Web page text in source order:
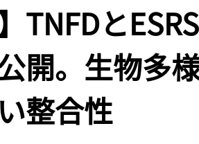
】TNFDと
開。生物多
整合性